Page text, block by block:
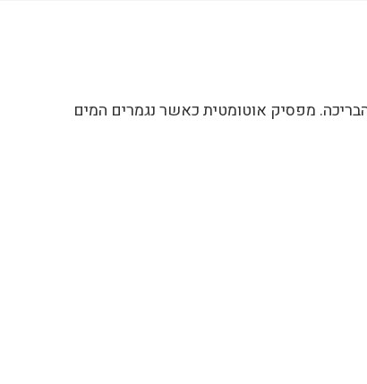
מפסיק אוטומטית כאשר נגמרים המים